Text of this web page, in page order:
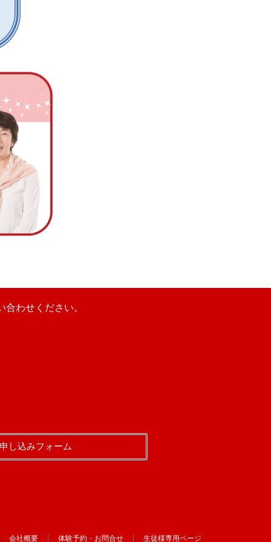
わせください。
し込みフォーム
会社概要 体験予約・お問合せ 生徒様専用ページ